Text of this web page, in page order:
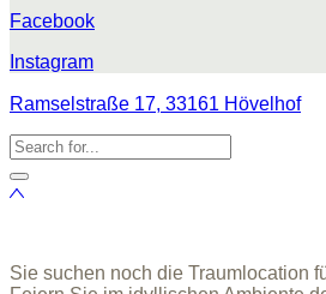
Facebook
Instagram
Ramselstraße 17, 33161 Hövelhof
Sie suchen noch die Traumlocation